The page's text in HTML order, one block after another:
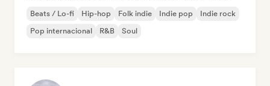
Beats / Lo-fi Hip-hop Folk indie Indie pop
Indie rock
Pop internacional
R&B Soul